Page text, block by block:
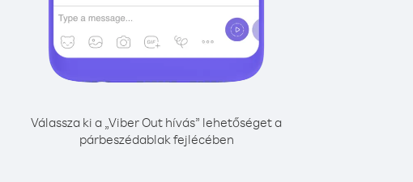
Válassza ki a „Viber Out hívás” lehetőséget a
párbeszédablak fejlécében